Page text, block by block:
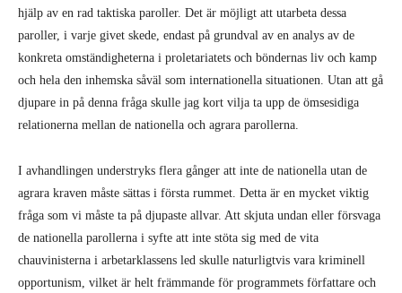
hjälp av en rad taktiska paroller. Det är möjligt att utarbeta dessa
paroller, i varje givet skede, endast på grundval av en analys av de
konkreta omständigheterna i proletariatets och böndernas liv och kamp
och hela den inhemska såväl som internationella situationen. Utan att gå
djupare in på denna fråga skulle jag kort vilja ta upp de ömsesidiga
relationerna mellan de nationella och agrara parollerna.
I avhandlingen understryks flera gånger att inte de nationella utan de
agrara kraven måste sättas i första rummet. Detta är en mycket viktig
fråga som vi måste ta på djupaste allvar. Att skjuta undan eller försvaga
de nationella parollerna i syfte att inte stöta sig med de vita
chauvinisterna i arbetarklassens led skulle naturligtvis vara kriminell
opportunism, vilket är helt främmande för programmets författare och